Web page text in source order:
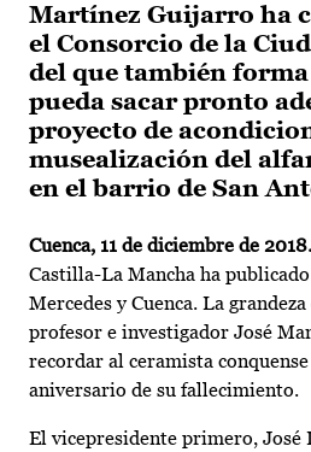
Martínez Guijarro ha
el Consorcio de la
del que también
pueda sacar pronto
proyecto de
musealización del
en el barrio de San
Cuenca, 11 de diciembre de
Castilla-La Mancha ha
Mercedes y Cuenca. La
profesor e investigador José
recordar al ceramista
aniversario de su fallecimiento.
El vicepresidente primero,